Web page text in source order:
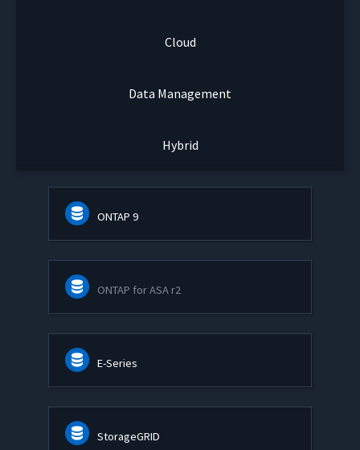
Cloud
Data Management
Hybrid
ONTAP 9
ONTAP for ASA r2
E-Series
StorageGRID